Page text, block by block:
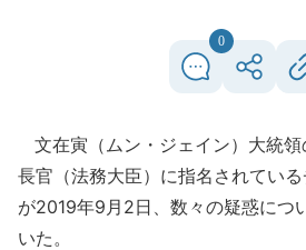
0
文在寅（ムン・ジェイン）大統
長官（法務大臣）に指名されている
が2019年9月2日、数々の疑惑につ
いた。